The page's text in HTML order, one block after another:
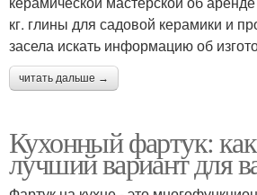
кг. глины для садовой керамики и
засела искать информацию об
читать дальше →
Кухонный фартук:
лучший вариант для